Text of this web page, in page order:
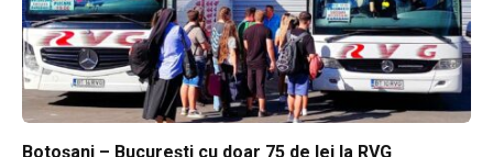
Botoșani – București cu doar 75 de lei la RVG